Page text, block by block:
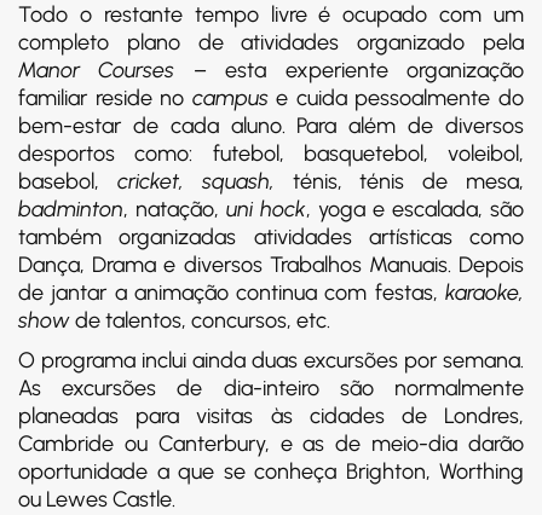
Todo o restante tempo livre é ocupado com um
completo plano de atividades organizado pela
Manor Courses – esta experiente organização
familiar reside no campuse cuida pessoalmente do
bem-estar de cada aluno. Para além de diversos
desportos como: futebol, basquetebol, voleibol,
basebol, cricket, squash, ténis, ténis de mesa,
badminton, natação, uni hock, yoga e escalada, são
também organizadas atividades artísticas como
Dança, Drama e diversos Trabalhos Manuais. Depois
de jantar a animação continua com festas, karaoke,
showde talentos, concursos, etc.
O programa inclui ainda duas excursões por semana.
As excursões de dia-inteiro são normalmente
planeadas para visitas às cidades de Londres,
Cambride ou Canterbury, e as de meio-dia darão
oportunidade a que se conheça Brighton, Worthing
ou Lewes Castle.